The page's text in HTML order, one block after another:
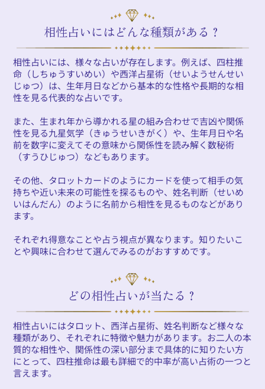
相性占いにはどんな種類がある？
相性占いには、様々な占いが存在します。例えば、四柱推
命（しちゅうすいめい）や西洋占星術（せいようせんせい
じゅつ）は、生年月日などから基本的な性格や長期的な相
性を見る代表的な占いです。
また、生まれ年から導かれる星の組み合わせで吉凶や関係
性を見る九星気学（きゅうせいきがく）や、生年月日や名
前を数字に変えてその意味から関係性を読み解く数秘術
（すうひじゅつ）などもあります。
その他、タロットカードのようにカードを使って相手の気
持ちや近い未来の可能性を探るものや、姓名判断（せいめ
いはんだん）のように名前から相性を見るものなどがあり
ます。
それぞれ得意なことや占う視点が異なります。知りたいこ
とや興味に合わせて選んでみるのがおすすめです。
どの相性占いが当たる？
相性占いにはタロット、西洋占星術、姓名判断など様々な
種類があり、それぞれに特徴や魅力があります。お二人の本
質的な相性や、関係性の深い部分まで具体的に知りたい方
にとって、四柱推命は最も詳細で的中率が高い占術の一つと
言えます。